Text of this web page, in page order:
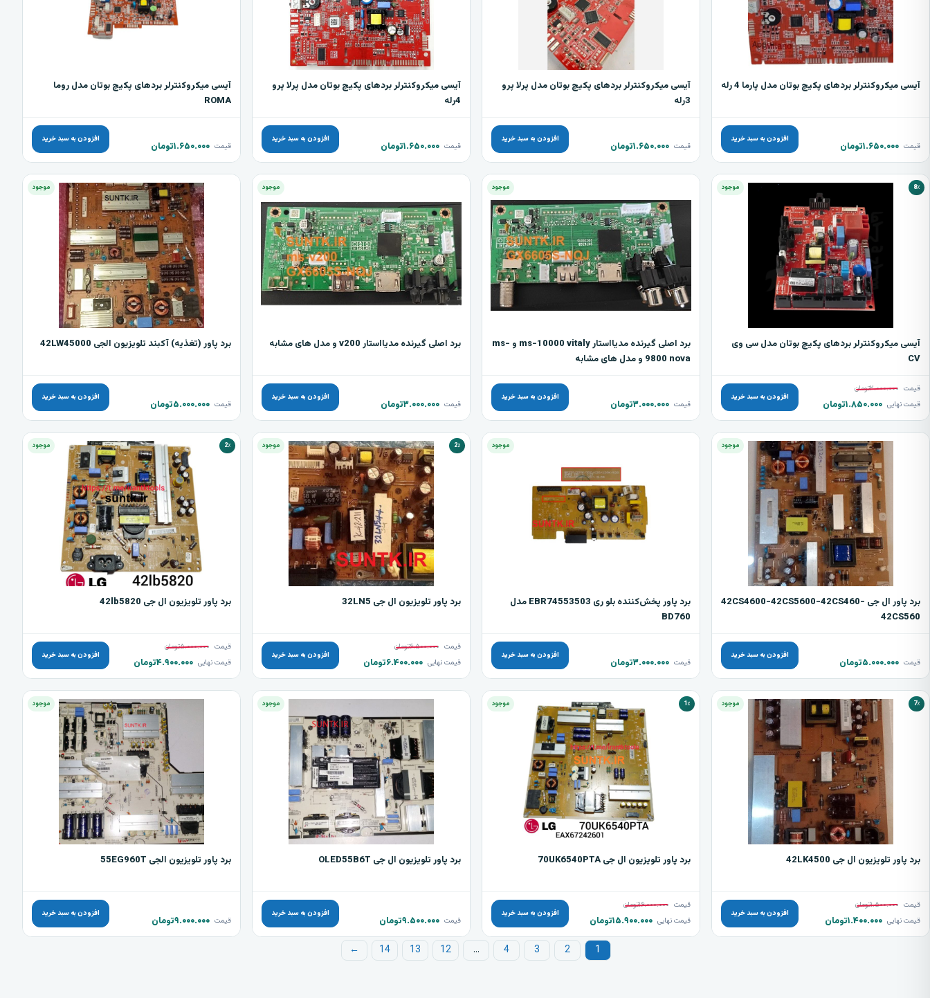
آیسی میکروکنترلر بردهای پکیچ بوتان مدل پارما 4 رله
قیمت ۱.۶۵۰.۰۰۰تومان
افزودن به سبد خرید
آیسی میکروکنترلر بردهای پکیچ بوتان مدل پرلا پرو
3رله
قیمت ۱.۶۵۰.۰۰۰تومان
افزودن به سبد خرید
آیسی میکروکنترلر بردهای پکیچ بوتان مدل پرلا پرو
4رله
قیمت ۱.۶۵۰.۰۰۰تومان
افزودن به سبد خرید
آیسی میکروکنترلر بردهای پکیچ بوتان مدل روما
ROMA
قیمت ۱.۶۵۰.۰۰۰تومان
افزودن به سبد خرید
8٪ موجود
آیسی میکروکنترلر بردهای پکیچ بوتان مدل سی وی
CV
قیمت ۲.۰۰۰.۰۰۰تومان
قیمت نهایی ۱.۸۵۰.۰۰۰تومان
افزودن به سبد خرید
موجود
برد اصلی گیرنده مدیااستار ms-10000 vitaly و ms-
9800 nova و مدل های مشابه
قیمت ۳.۰۰۰.۰۰۰تومان
افزودن به سبد خرید
موجود
برد اصلی گیرنده مدیااستار v200 و مدل های مشابه
قیمت ۳.۰۰۰.۰۰۰تومان
افزودن به سبد خرید
موجود
برد پاور (تغذیه) آکبند تلویزیون الجی 42LW45000
قیمت ۵.۰۰۰.۰۰۰تومان
افزودن به سبد خرید
موجود
برد پاور ال جی 42CS4600-42CS5600-42CS460-
42CS560
قیمت ۵.۰۰۰.۰۰۰تومان
افزودن به سبد خرید
موجود
برد پاور پخش‌کننده بلو‌ ری EBR74553503 مدل
BD760
قیمت ۳.۰۰۰.۰۰۰تومان
افزودن به سبد خرید
2٪ موجود
برد پاور تلویزیون ال جی 32LN5
قیمت ۶.۵۰۰.۰۰۰تومان
قیمت نهایی ۶.۴۰۰.۰۰۰تومان
افزودن به سبد خرید
2٪ موجود
برد پاور تلویزیون ال جی 42lb5820
قیمت ۵.۰۰۰.۰۰۰تومان
قیمت نهایی ۴.۹۰۰.۰۰۰تومان
افزودن به سبد خرید
7٪ موجود
برد پاور تلویزیون ال جی 42LK4500
قیمت ۱.۵۰۰.۰۰۰تومان
قیمت نهایی ۱.۴۰۰.۰۰۰تومان
افزودن به سبد خرید
1٪ موجود
برد پاور تلویزیون ال جی 70UK6540PTA
قیمت ۱۶.۰۰۰.۰۰۰تومان
قیمت نهایی ۱۵.۹۰۰.۰۰۰تومان
افزودن به سبد خرید
موجود
برد پاور تلویزیون ال جی OLED55B6T
قیمت ۹.۵۰۰.۰۰۰تومان
افزودن به سبد خرید
موجود
برد پاور تلویزیون الجی 55EG960T
قیمت ۹.۰۰۰.۰۰۰تومان
افزودن به سبد خرید
1
2
3
4
…
12
13
14
←